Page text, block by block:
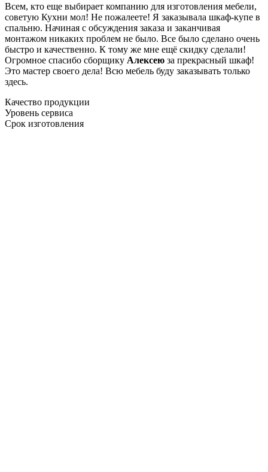
Всем, кто еще выбирает компанию для изготовления мебели,
советую Кухни мол! Не пожалеете! Я заказывала шкаф-купе в
спальню. Начиная с обсуждения заказа и заканчивая
монтажом никаких проблем не было. Все было сделано очень
быстро и качественно. К тому же мне ещё скидку сделали!
Огромное спасибо сборщику Алексею за прекрасный шкаф!
Это мастер своего дела! Всю мебель буду заказывать только
здесь.
Качество продукции
Уровень сервиса
Срок изготовления